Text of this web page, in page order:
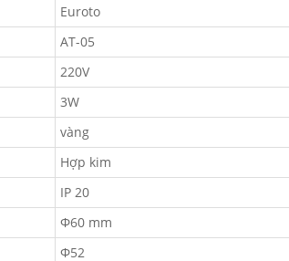
Euroto
AT-05
220V
3W
vàng
Hợp kim
IP 20
Φ60 mm
Φ52